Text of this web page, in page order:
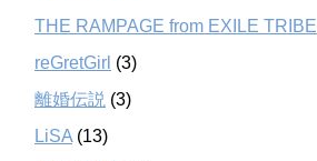
THE RAMPAGE from EXILE TRIBE
reGretGirl (3)
離婚伝説 (3)
LiSA (13)